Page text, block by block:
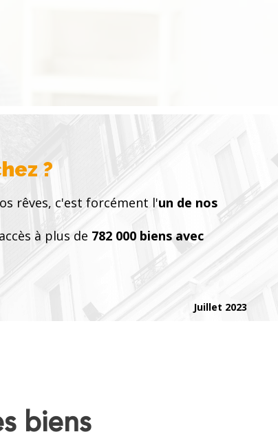
?
rêves, c'est forcément l'un de nos
à plus de 782 000 biens avec
Juillet 2023
biens